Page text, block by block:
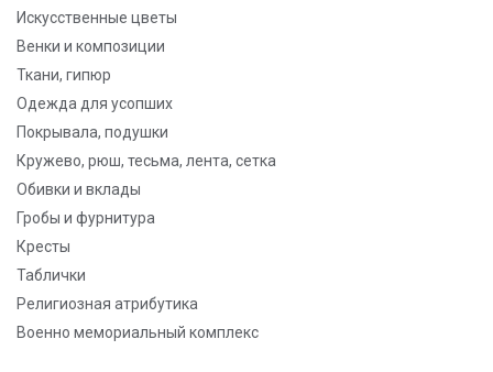
Искусственные цветы
Венки и композиции
Ткани, гипюр
Одежда для усопших
Покрывала, подушки
Кружево, рюш, тесьма, лента, сетка
Обивки и вклады
Гробы и фурнитура
Кресты
Таблички
Религиозная атрибутика
Военно мемориальный комплекс